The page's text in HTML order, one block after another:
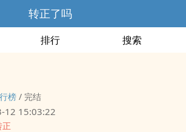
转正了吗
排行 搜索
榜 / 完结
12 15:03:22
正